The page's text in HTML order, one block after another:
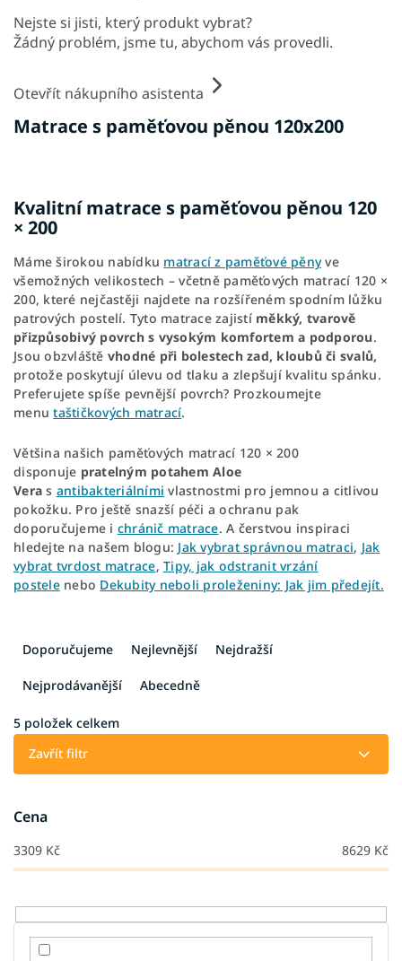
Matrace s paměťovou pěnou 120x200
Nejste si jisti, který produkt vybrat?
Žádný problém, jsme tu, abychom vás provedli.
Otevřít nákupního asistenta
Kvalitní matrace s paměťovou pěnou 120
× 200
Máme širokou nabídku matrací z paměťové pěnyve
všemožných velikostech – včetně paměťových matrací 120 ×
200, které nejčastěji najdete na rozšířeném spodním lůžku
patrových postelí. Tyto matrace zajistí měkký, tvarově
přizpůsobivý povrch s vysokým komfortem a podporou.
Jsou obzvláště vhodné při bolestech zad, kloubů či svalů,
protože poskytují úlevu od tlaku a zlepšují kvalitu spánku.
Preferujete spíše pevnější povrch? Prozkoumejte
menutaštičkových matrací.
Většina našich paměťových matrací 120 × 200
disponuje pratelným potahem Aloe
Vera s antibakteriálními vlastnostmi pro jemnou a citlivou
pokožku. Pro ještě snazší péči a ochranu pak
doporučujeme i chránič matrace. A čerstvou inspiraci
hledejte na našem blogu: Jak vybrat správnou matraci, Jak
vybrat tvrdost matrace, Tipy, jak odstranit vrzání
postelenebo Dekubity neboli proleženiny: Jak jim předejít.
í
u
k
t
Doporučujeme Nejlevnější Nejdražší
Nejprodávanější Abecedně
5 položek celkem
Zavřít filtr
Cena
3309 Kč 8629 Kč